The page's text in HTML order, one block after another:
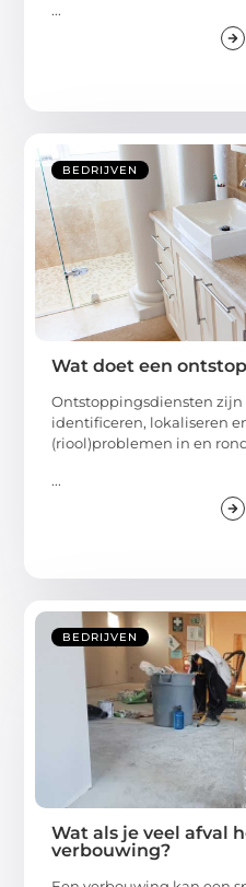
...
BEDRIJVEN
Wat doet een
Ontstoppingsdiensten zijn
identificeren, lokaliseren
(riool)problemen in en
...
BEDRIJVEN
Wat als je veel afval
verbouwing?